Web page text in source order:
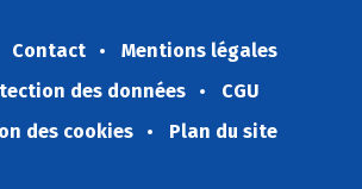
Contact
Mentions légales
des données
CGU
des cookies
Plan du site